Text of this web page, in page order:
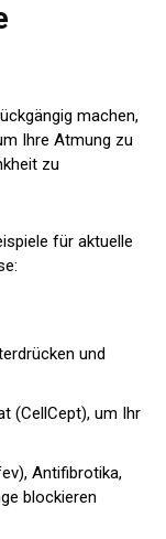
machen,
Ihre Atmung zu
zu
für aktuelle
und
(CellCept), um Ihr
Antifibrotika,
blockieren